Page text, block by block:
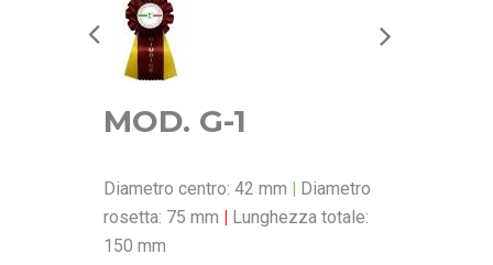
MOD. G-1
Diametro centro: 42 mm | Diametro
rosetta: 75 mm | Lunghezza totale:
150 mm